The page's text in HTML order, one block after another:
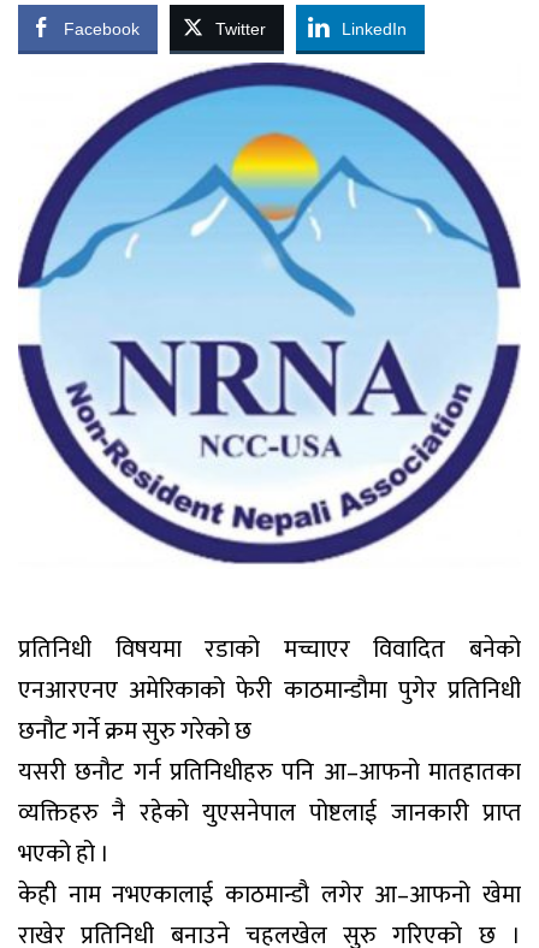
Facebook Twitter LinkedIn
प्रतिनिधी विषयमा रडाको मच्चाएर विवादित बनेको
एनआरएनए अमेरिकाको फेरी काठमान्डौमा पुगेर प्रतिनिधी
छनौट गर्ने क्रम सुरु गरेको छ
यसरी छनौट गर्न प्रतिनिधीहरु पनि आ–आफनो मातहातका
व्यक्तिहरु नै रहेको युएसनेपाल पोष्टलाई जानकारी प्राप्त
भएको हो ।
केही नाम नभएकालाई काठमान्डौ लगेर आ–आफनो खेमा
राखेर प्रतिनिधी बनाउने चहलखेल सुरु गरिएको छ ।